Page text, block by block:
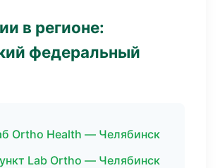
в регионе:
федеральный
Ortho Health — Челябинск
Lab Ortho — Челябинск